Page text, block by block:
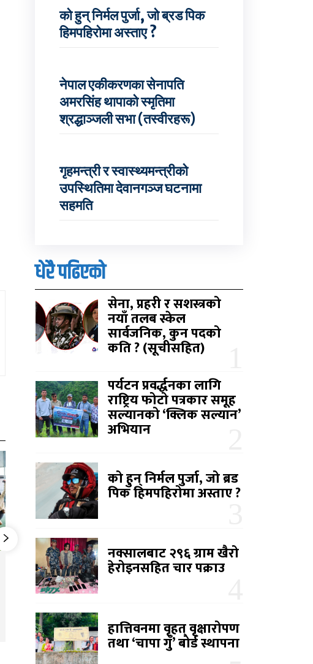
को हुन् निर्मल पुर्जा, जो ब्रड पिक
हिमपहिरोमा अस्ताए ?
नेपाल एकीकरणका सेनापति
अमरसिंह थापाको स्मृतिमा
श्रद्धाञ्जली सभा (तस्वीरहरू)
गृहमन्त्री र स्वास्थ्यमन्त्रीको
उपस्थितिमा देवानगञ्ज घटनामा
सहमति
धेरै पढिएको
सेना, प्रहरी र सशस्त्रको
नयाँ तलब स्केल
सार्वजनिक, कुन पदको
कति ? (सूचीसहित)
पर्यटन प्रवर्द्धनका लागि
राष्ट्रिय फोटो पत्रकार समूह
सल्यानको ‘क्लिक सल्यान’
अभियान
को हुन् निर्मल पुर्जा, जो ब्रड
पिक हिमपहिरोमा अस्ताए ?
नक्सालबाट २९६ ग्राम खैरो
हेरोइनसहित चार पक्राउ
हात्तिवनमा वृहत् वृक्षारोपण
तथा ‘चापा गुँ’ बोर्ड स्थापना